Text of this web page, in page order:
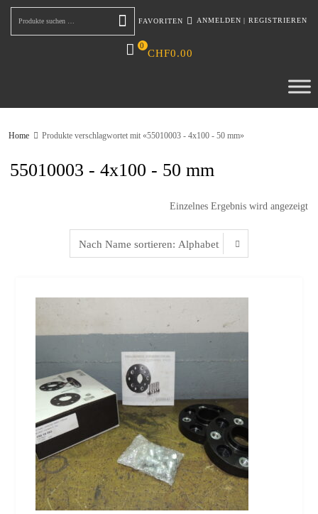
Suchen
FAVORITEN ANMELDEN | REGISTRIEREN
CHF0.00
0
Home Produkte verschlagwortet mit «55010003 - 4x100 - 50 mm»
55010003 - 4x100 - 50 mm
Einzelnes Ergebnis wird angezeigt